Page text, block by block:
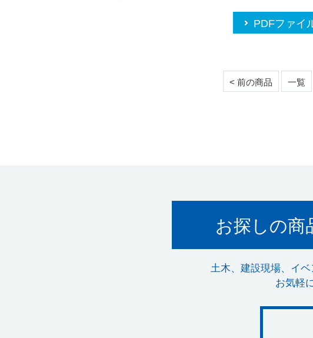
PDFファイ
< 前の商品 一覧
お探しの商
土木、建設現場、イ
お気軽